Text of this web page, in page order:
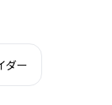
ダー